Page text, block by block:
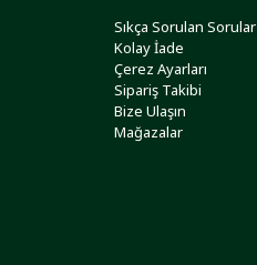
Sıkça Sorulan Sorular
Kolay İade
Çerez Ayarları
Sipariş Takibi
Bize Ulaşın
Mağazalar